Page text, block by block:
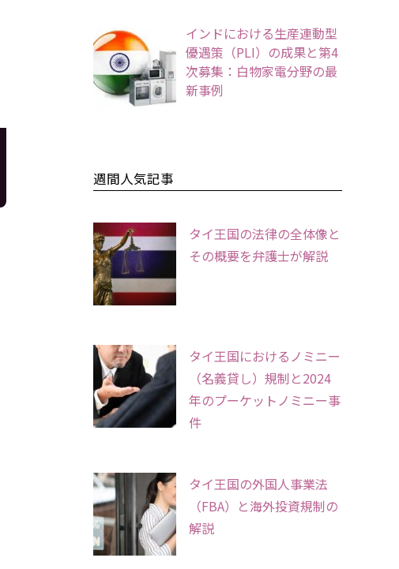
インドにおける生産連動型
優遇策（PLI）の成果と第4
次募集：白物家電分野の最
新事例
週間人気記事
タイ王国の法律の全体像と
その概要を弁護士が解説
タイ王国におけるノミニー
（名義貸し）規制と2024
年のプーケットノミニー事
件
タイ王国の外国人事業法
（FBA）と海外投資規制の
解説